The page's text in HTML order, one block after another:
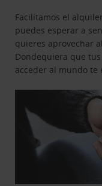
Facilitamos el
puedes esperar a
quieres aprovechar
Dondequiera que
acceder al mundo te